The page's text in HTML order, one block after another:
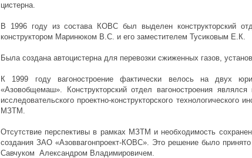
цистерна.
В 1996 году из состава КОВС был выделен конструкторский
конструктором Маринюком В.С. и его заместителем Тусиковым Е.К.
Была создана автоцистерна для перевозки сжиженных газов,
К 1999 году вагоностроение фактически велось на двух
«Азовобщемаш». Конструкторский отдел вагоностроения
исследовательского проектно-конструкторского
МЗТМ.
Отсутствие перспективы в рамках МЗТМ и необходимость
создания ЗАО «Азоввагонпроект-КОВС». Это решение было
Савчуком Александром Владимировичем.